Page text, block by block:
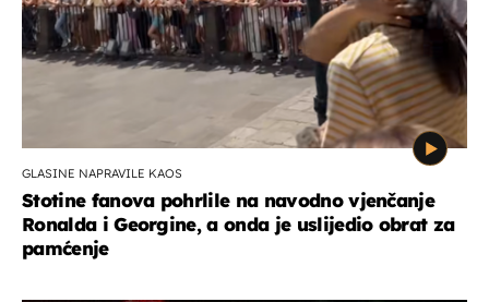
GLASINE NAPRAVILE KAOS
Stotine fanova pohrlile na navodno vjenčanje
Ronalda i Georgine, a onda je uslijedio obrat za
pamćenje